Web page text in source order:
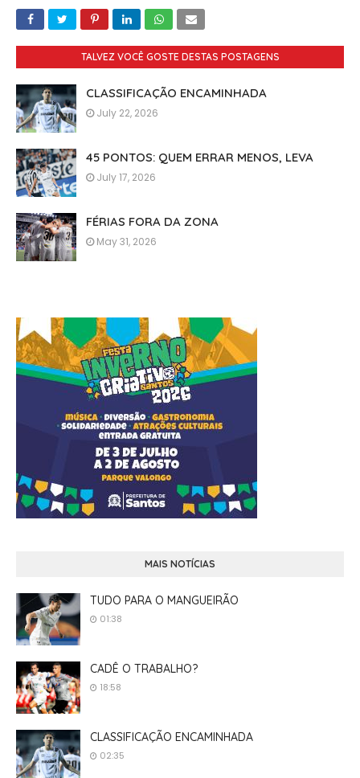
TALVEZ VOCÊ GOSTE DESTAS POSTAGENS
CLASSIFICAÇÃO ENCAMINHADA
July 22, 2026
45 PONTOS: QUEM ERRAR MENOS, LEVA
July 17, 2026
FÉRIAS FORA DA ZONA
May 31, 2026
MAIS NOTÍCIAS
TUDO PARA O MANGUEIRÃO
01:38
CADÊ O TRABALHO?
18:58
CLASSIFICAÇÃO ENCAMINHADA
02:35